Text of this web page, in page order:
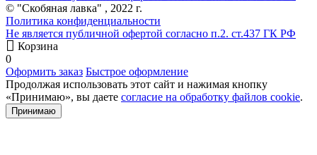
© "Скобяная лавка" , 2022 г.
Политика конфиденциальности
Не является публичной офертой согласно п.2. ст.437 ГК РФ
Корзина
0
Оформить заказ Быстрое оформление
Продолжая использовать этот сайт и нажимая кнопку
«Принимаю», вы даете согласие на обработку файлов cookie.
Принимаю